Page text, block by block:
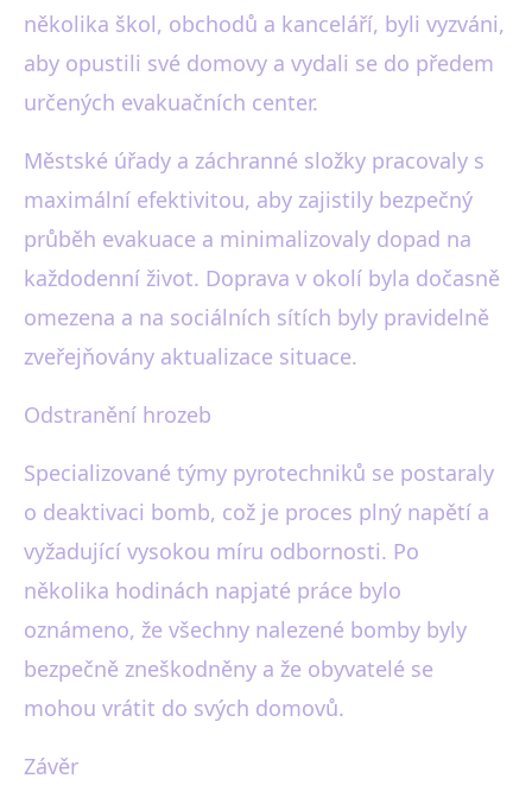
několika škol, obchodů a kanceláří, byli vyzváni,
aby opustili své domovy a vydali se do předem
určených evakuačních center.
Městské úřady a záchranné složky pracovaly s
maximální efektivitou, aby zajistily bezpečný
průběh evakuace a minimalizovaly dopad na
každodenní život. Doprava v okolí byla dočasně
omezena a na sociálních sítích byly pravidelně
zveřejňovány aktualizace situace.
Odstranění hrozeb
Specializované týmy pyrotechniků se postaraly
o deaktivaci bomb, což je proces plný napětí a
vyžadující vysokou míru odbornosti. Po
několika hodinách napjaté práce bylo
oznámeno, že všechny nalezené bomby byly
bezpečně zneškodněny a že obyvatelé se
mohou vrátit do svých domovů.
Závěr